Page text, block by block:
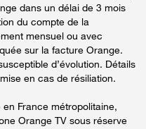
dans un délai de 3 mois
du compte de la
mensuel ou avec
sur la facture Orange.
d’évolution. Détails
en cas de résiliation.
en France métropolitaine,
Orange TV sous réserve